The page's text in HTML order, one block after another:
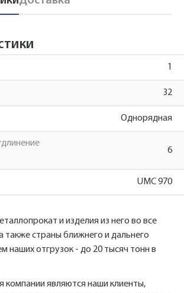
1
32
Однорядная
6
UMC 970
и изделия из него во все
также страны ближнего и дальнего
наших отгрузок - до 20 тысяч тонн в
компании являются наши клиенты,
упаковочная
UMC 970 1*32
однорядная
Ваш контактный телефон и имя
и наш менеджер поможет
Наименование и количество интересуемой продукции.
перезвонят вам в ближайшее